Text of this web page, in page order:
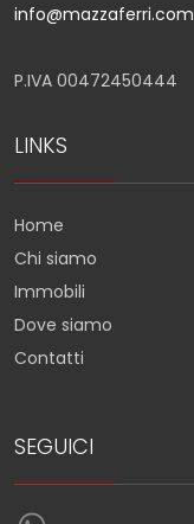
info@mazzaferri.com
P.IVA 00472450444
LINKS
Home
Chi siamo
Immobili
Dove siamo
Contatti
SEGUICI